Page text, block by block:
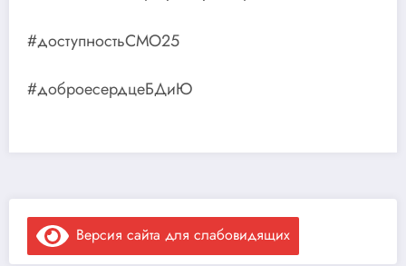
#доступностьСМО25
#доброесердцеБДиЮ
Версия сайта для слабовидящих